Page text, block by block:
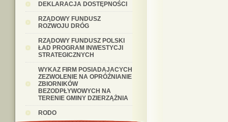
DEKLARACJA DOSTĘPNOŚCI
RZĄDOWY FUNDUSZ
ROZWOJU DRÓG
RZĄDOWY FUNDUSZ POLSKI
ŁAD PROGRAM INWESTYCJI
STRATEGICZNYCH
WYKAZ FIRM POSIADAJACYCH
ZEZWOLENIE NA OPRÓŹNIANIE
ZBIORNIKÓW
BEZODPŁYWOWYCH NA
TERENIE GMINY DZIERZĄŻNIA
RODO